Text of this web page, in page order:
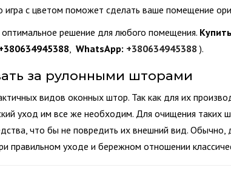
игра с цветом поможет сделать ваше помещение
решение для любого помещения.
WhatsApp: +380634945388 ).
за рулонными шторами
видов оконных штор. Так как для их
уход им все же необходим. Для очищения таких
что бы не повредить их внешний вид.
правильном уходе и бережном отношении